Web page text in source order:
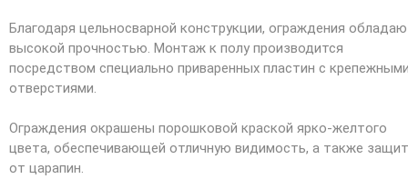
Благодаря цельносварной конструкции, ограждения
высокой прочностью. Монтаж к полу производится
посредством специально приваренных пластин с
отверстиями.
Ограждения окрашены порошковой краской ярко-желтого
цвета, обеспечивающей отличную видимость, а также
от царапин.